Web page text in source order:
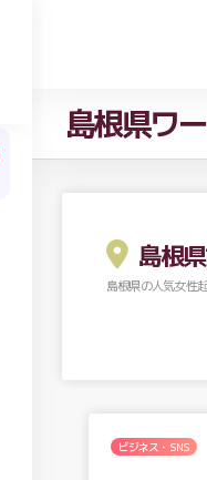
島根県ワ
島根
島根県の人気女性
ビジネス・SNS